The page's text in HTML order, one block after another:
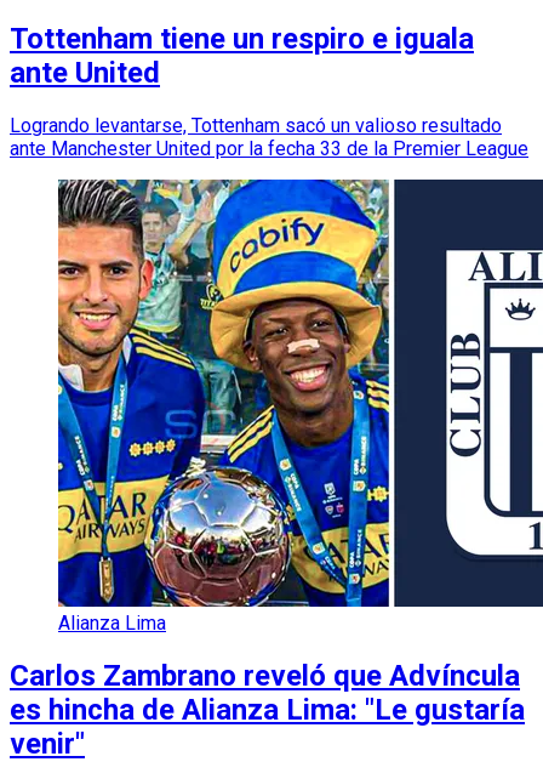
Tottenham tiene un respiro e iguala
ante United
Logrando levantarse, Tottenham sacó un valioso resultado
ante Manchester United por la fecha 33 de la Premier League
Alianza Lima
Carlos Zambrano reveló que Advíncula
es hincha de Alianza Lima: "Le gustaría
venir"